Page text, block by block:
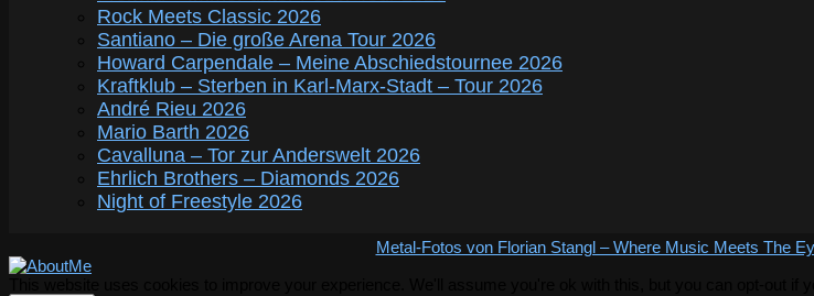
Rock Meets Classic 2026
Santiano – Die große Arena Tour 2026
Howard Carpendale – Meine Abschiedstournee 2026
Kraftklub – Sterben in Karl-Marx-Stadt – Tour 2026
André Rieu 2026
Mario Barth 2026
Cavalluna – Tor zur Anderswelt 2026
Ehrlich Brothers – Diamonds 2026
Night of Freestyle 2026
Metal-Fotos von Florian Stangl – Where Music Meets The